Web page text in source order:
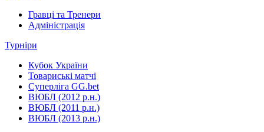
Гравці та Тренери
Адміністрація
Турніри
Кубок України
Товариські матчі
Суперліга GG.bet
ВЮБЛ (2012 р.н.)
ВЮБЛ (2011 р.н.)
ВЮБЛ (2013 р.н.)